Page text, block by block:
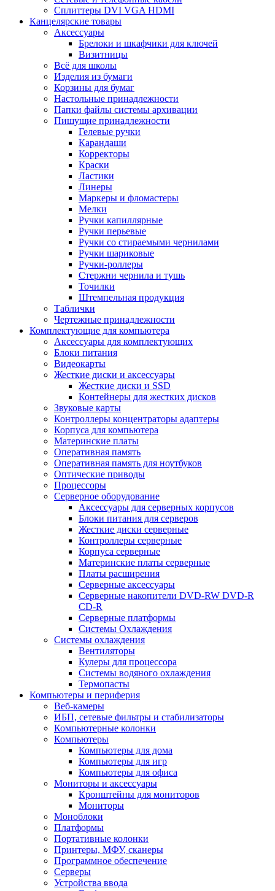
Сплиттеры DVI VGA HDMI
Канцелярские товары
Аксессуары
Брелоки и шкафчики для ключей
Визитницы
Всё для школы
Изделия из бумаги
Корзины для бумаг
Настольные принадлежности
Папки файлы системы архивации
Пишущие принадлежности
Гелевые ручки
Карандаши
Корректоры
Краски
Ластики
Линеры
Маркеры и фломастеры
Мелки
Ручки капиллярные
Ручки перьевые
Ручки со стираемыми чернилами
Ручки шариковые
Ручки-роллеры
Стержни чернила и тушь
Точилки
Штемпельная продукция
Таблички
Чертежные принадлежности
Комплектующие для компьютера
Аксессуары для комплектующих
Блоки питания
Видеокарты
Жесткие диски и аксессуары
Жесткие диски и SSD
Контейнеры для жестких дисков
Звуковые карты
Контроллеры концентраторы адаптеры
Корпуса для компьютера
Материнские платы
Оперативная память
Оперативная память для ноутбуков
Оптические приводы
Процессоры
Серверное оборудование
Аксессуары для серверных корпусов
Блоки питания для серверов
Жесткие диски серверные
Контроллеры серверные
Корпуса серверные
Материнские платы серверные
Платы расширения
Серверные аксессуары
Серверные накопители DVD-RW DVD-R
CD-R
Серверные платформы
Системы Охлаждения
Системы охлаждения
Вентиляторы
Кулеры для процессора
Системы водяного охлаждения
Термопасты
Компьютеры и периферия
Веб-камеры
ИБП, сетевые фильтры и стабилизаторы
Компьютерные колонки
Компьютеры
Компьютеры для дома
Компьютеры для игр
Компьютеры для офиса
Мониторы и аксессуары
Кронштейны для мониторов
Мониторы
Моноблоки
Платформы
Портативные колонки
Принтеры, МФУ, сканеры
Программное обеспечение
Серверы
Устройства ввода